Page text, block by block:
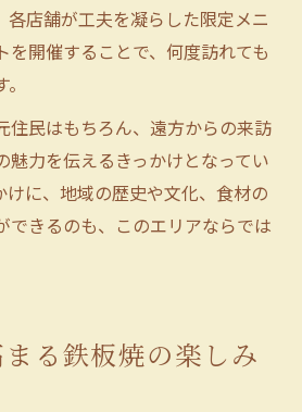
各店舗が工夫を凝らした限定メニ
を開催することで、何度訪れても
住民はもちろん、遠方からの来訪
魅力を伝えるきっかけとなってい
けに、地域の歴史や文化、食材の
できるのも、このエリアならでは
る鉄板焼の楽しみ